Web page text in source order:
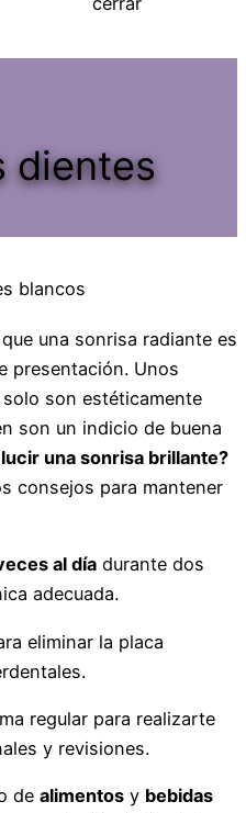
dientes
blancos
una sonrisa radiante es
presentación. Unos
son estéticamente
son un indicio de buena
una sonrisa brillante?
consejos para mantener
al día durante dos
adecuada.
eliminar la placa
regular para realizarte
y revisiones.
de alimentos y bebidas